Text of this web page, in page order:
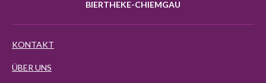
BIERTHEKE-CHIEMGAU
KONTAKT
ÜBER UNS